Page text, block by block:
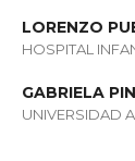
LORENZO
HOSPITAL
GABRIELA
UNIVERSIDAD